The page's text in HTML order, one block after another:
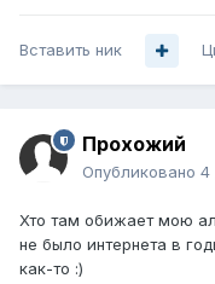
Вставить ник
Прохожий
Опубликовано 4
Хто там обижает мою
не было интернета в
как-то :)